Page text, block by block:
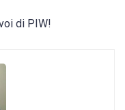
di PIW!